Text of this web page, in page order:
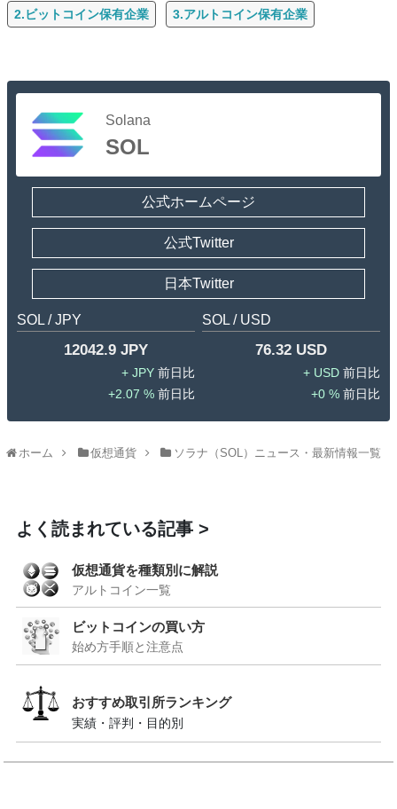
2.ビットコイン保有企業 3.アルトコイン保有企業
Solana
SOL
公式ホームページ
公式Twitter
日本Twitter
SOL / JPY
12042.9 JPY
JPY
2.07 %
SOL / USD
76.32 USD
USD
0 %
ホーム 仮想通貨 ソラナ（SOL）ニュース・最新情報一覧
よく読まれている記事
仮想通貨を種類別に解説
アルトコイン一覧
ビットコインの買い方
始め方手順と注意点
おすすめ取引所ランキング
実績・評判・目的別